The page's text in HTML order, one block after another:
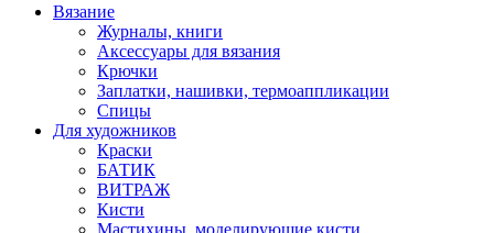
Вязание
Журналы, книги
Аксессуары для вязания
Крючки
Заплатки, нашивки, термоаппликации
Спицы
Для художников
Краски
БАТИК
ВИТРАЖ
Кисти
Мастихины, моделирующие кисти